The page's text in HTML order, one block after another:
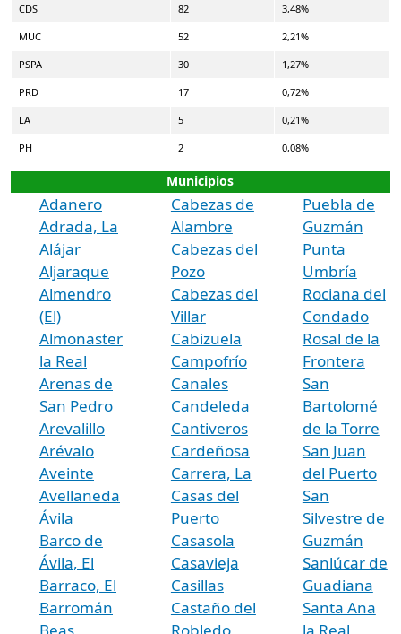
CDS 82 3,48%
MUC 52 2,21%
PSPA 30 1,27%
PRD 17 0,72%
LA 5 0,21%
PH 2 0,08%
Municipios
Adanero
Adrada, La
Alájar
Aljaraque
Almendro
(El)
Almonaster
la Real
Arenas de
San Pedro
Arevalillo
Arévalo
Aveinte
Avellaneda
Ávila
Barco de
Ávila, El
Barraco, El
Barromán
Beas
Cabezas de
Alambre
Cabezas del
Pozo
Cabezas del
Villar
Cabizuela
Campofrío
Canales
Candeleda
Cantiveros
Cardeñosa
Carrera, La
Casas del
Puerto
Casasola
Casavieja
Casillas
Castaño del
Robledo
Puebla de
Guzmán
Punta
Umbría
Rociana del
Condado
Rosal de la
Frontera
San
Bartolomé
de la Torre
San Juan
del Puerto
San
Silvestre de
Guzmán
Sanlúcar de
Guadiana
Santa Ana
la Real